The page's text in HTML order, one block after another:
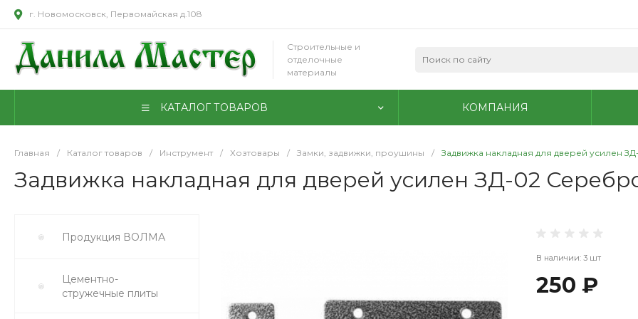
г. Новомосковск, Первомайская д.108
Строительные и
отделочные
материалы
КАТАЛОГ ТОВАРОВ КОМПАНИЯ
Главная / Каталог товаров / Инструмент / Хозтовары / Замки, задвижки, проушины / Задвижка накладная для дверей усилен
Задвижка накладная для дверей усилен ЗД-02
Продукция ВОЛМА
Цементно-
стружечные плиты
В наличии: 3 шт
250 ₽